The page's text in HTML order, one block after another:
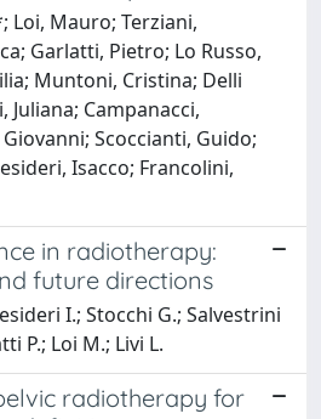
Loi, Mauro; Terziani,
Garlatti, Pietro; Lo Russo,
Muntoni, Cristina; Delli
Juliana; Campanacci,
Scoccianti, Guido;
Isacco; Francolini,
in radiotherapy:
future directions
I.; Stocchi G.; Salvestrini
P.; Loi M.; Livi L.
radiotherapy for